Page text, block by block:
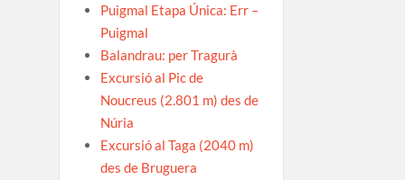
Puigmal Etapa Única: Err –
Puigmal
Balandrau: per Tragurà
Excursió al Pic de
Noucreus (2.801 m) des de
Núria
Excursió al Taga (2040 m)
des de Bruguera